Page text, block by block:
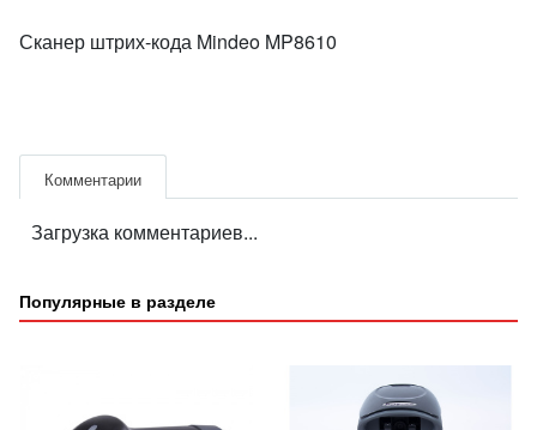
Сканер штрих-кода Mindeo MP8610
Комментарии
Загрузка комментариев...
Популярные в разделе